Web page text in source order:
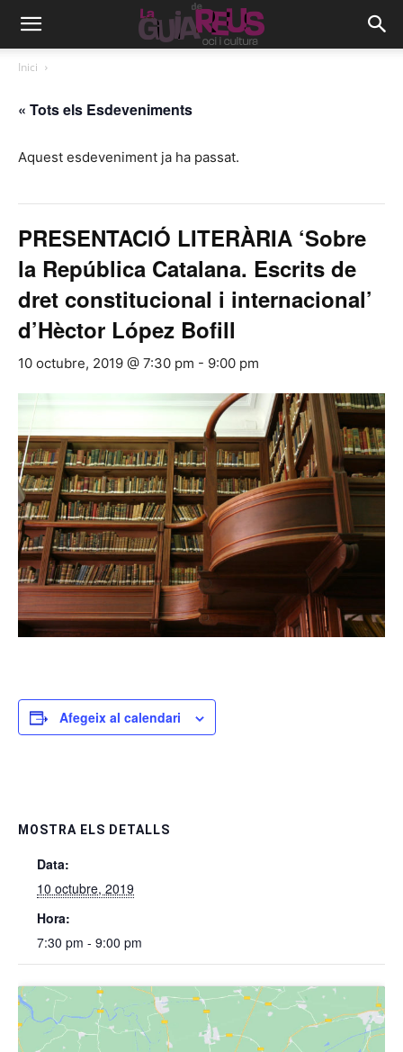
Inici
« Tots els Esdeveniments
Aquest esdeveniment ja ha passat.
PRESENTACIÓ LITERÀRIA ‘Sobre
la República Catalana. Escrits de
dret constitucional i internacional’
d’Hèctor López Bofill
10 octubre, 2019 @ 7:30 pm - 9:00 pm
Afegeix al calendari
MOSTRA ELS DETALLS
Data:
10 octubre, 2019
Hora:
7:30 pm - 9:00 pm